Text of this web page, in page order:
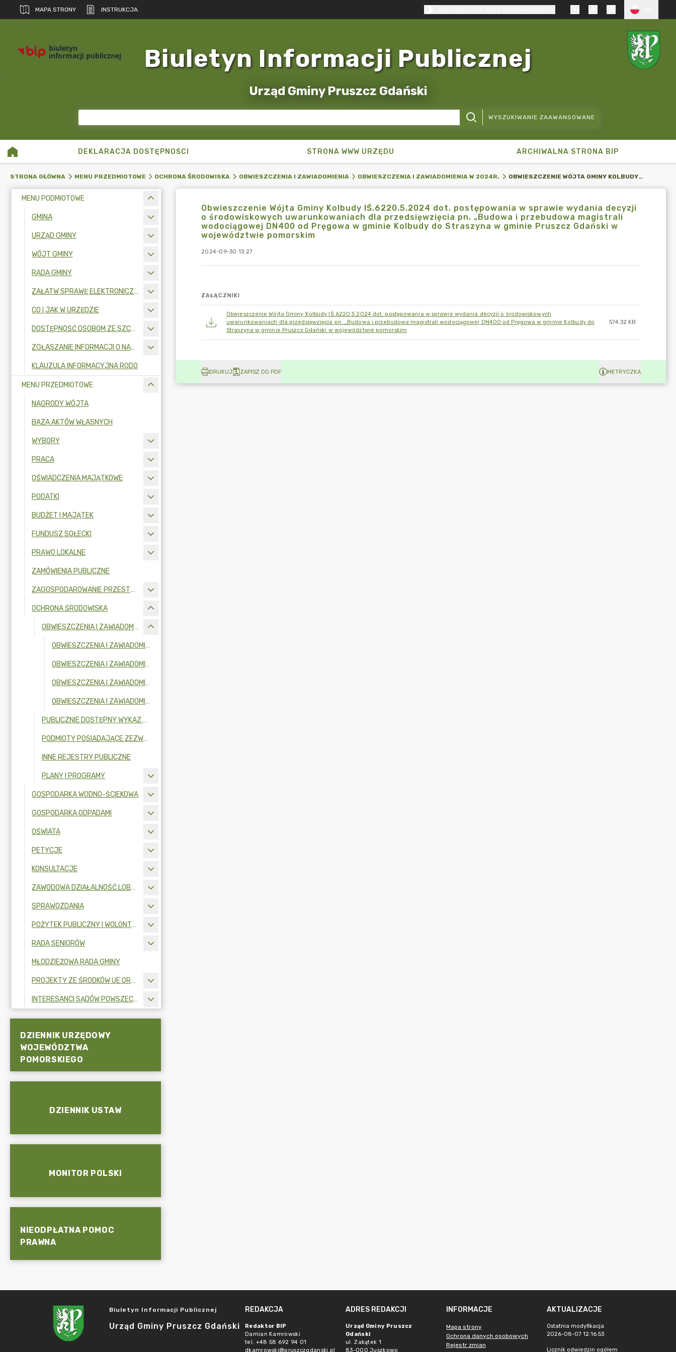
MAPA STRONY INSTRUKCJA
biuletyn
informacji publicznej Biuletyn Informacji Publicznej
Urząd Gminy Pruszcz Gdański
WYSZUKIWANIE ZAAWANSOWANE
DEKLARACJA DOSTĘPNOŚCI STRONA WWW URZĘDU ARCHIWALNA STRONA BIP
STRONA GŁÓWNA MENU PRZEDMIOTOWE OCHRONA ŚRODOWISKA OBWIESZCZENIA I ZAWIADOMIENIA OBWIESZCZENIA I ZAWIADOMIENIA W 2024R. OBWIESZCZENIE WÓJTA GMINY KOLBUDY IŚ.6220.5.2024 DOT. POSTĘPOWANIA W SPRAWIE WYDANIA DECYZJI O ŚRODOWISKOWYCH UWARUNKOWANIACH DLA PRZEDSIĘWZIĘCIA PN. „BUDOWA I PRZEBUDOWA MAGISTRALI WODOCIĄGOWEJ DN400 OD PRĘGOWA W GMINIE KOLBUDY DO STRASZYNA W GMINIE PRUSZCZ GDAŃSKI W WOJEWÓDZTWIE POMORSKIM
MENU PODMIOTOWE
GMINA
URZĄD GMINY
WÓJT GMINY
RADA GMINY
ZAŁATW SPRAWĘ ELEKTRONICZNIE
CO I JAK W URZĘDZIE
DOSTĘPNOŚĆ OSOBOM ZE SZCZEGÓLNYMI POTRZEBAMI
ZGŁASZANIE INFORMACJI O NARUSZENIU PRAWA I OCHRONA SYGNALISTÓW
KLAUZULA INFORMACYJNA RODO
MENU PRZEDMIOTOWE
NAGRODY WÓJTA
BAZA AKTÓW WŁASNYCH
WYBORY
PRACA
OŚWIADCZENIA MAJĄTKOWE
PODATKI
BUDŻET I MAJĄTEK
FUNDUSZ SOŁECKI
PRAWO LOKALNE
ZAMÓWIENIA PUBLICZNE
ZAGOSPODAROWANIE PRZESTRZENNE
OCHRONA ŚRODOWISKA
OBWIESZCZENIA I ZAWIADOMIENIA
OBWIESZCZENIA I ZAWIADOMIENIA W 2026R.
OBWIESZCZENIA I ZAWIADOMIENIA W 2025R.
OBWIESZCZENIA I ZAWIADOMIENIA W 2024R.
OBWIESZCZENIA I ZAWIADOMIENIA W 2023R.
PUBLICZNIE DOSTĘPNY WYKAZ DANYCH O DOKUMENTACH ZAWIERAJĄCYCH INFORMACJE O ŚRODOWISKU I JEGO OCHRONIE
PODMIOTY POSIADAJĄCE ZEZWOLENIE NA OPRÓŻNIANIE ZBIORNIKÓW BEZODPŁYWOWYCH LUB OSADNIKÓW W INSTALACJACH PRZYDOMOWYCH OCZYSZCZALNI ŚCIEKÓW I TRANSPORTU NIECZYSTOŚCI CIEKŁYCH
INNE REJESTRY PUBLICZNE
PLANY I PROGRAMY
GOSPODARKA WODNO-ŚCIEKOWA
GOSPODARKA ODPADAMI
OŚWIATA
PETYCJE
KONSULTACJE
ZAWODOWA DZIAŁALNOŚĆ LOBBINGOWA
SPRAWOZDANIA
POŻYTEK PUBLICZNY I WOLONTARIAT
RADA SENIORÓW
MŁODZIEŻOWA RADA GMINY
PROJEKTY ZE ŚRODKÓW UE ORAZ FUNDUSZY ZEWNĘTRZNYCH
INTERESANCI SĄDÓW POWSZECHNYCH
DZIENNIK URZĘDOWY
WOJEWÓDZTWA
POMORSKIEGO
DZIENNIK USTAW
MONITOR POLSKI
NIEODPŁATNA POMOC
PRAWNA
Obwieszczenie Wójta Gminy Kolbudy IŚ.6220.5.2024 dot. postępowania w sprawie wydania decyzji
o środowiskowych uwarunkowaniach dla przedsięwzięcia pn. „Budowa i przebudowa magistrali
wodociągowej DN400 od Pręgowa w gminie Kolbudy do Straszyna w gminie Pruszcz Gdański w
województwie pomorskim
2024-09-30 13:27
ZAŁĄCZNIKI
Obwieszczenie Wójta Gminy Kolbudy IŚ.6220.5.2024 dot. postępowania w sprawie wydania decyzji o środowiskowych
uwarunkowaniach dla przedsięwzięcia pn. „Budowa i przebudowa magistrali wodociągowej DN400 od Pręgowa w gminie Kolbudy do
Straszyna w gminie Pruszcz Gdański w województwie pomorskim
574.32 KB
DRUKUJ ZAPISZ DO PDF METRYCZKA
Biuletyn Informacji Publicznej
Urząd Gminy Pruszcz Gdański
REDAKCJA
Redaktor BIP
Damian Kamrowski
tel. +48 58 692 94 01
dkamrowski@pruszczgdanski.pl
ADRES REDAKCJI
Urząd Gminy Pruszcz
Gdański
ul. Zakątek 1
83-000 Juszkowo
INFORMACJE
Mapa strony
Ochrona danych osobowych
Rejestr zmian
AKTUALIZACJE
Ostatnia modyfikacja
2026-08-07 12:16:53
Licznik odwiedzin ogółem